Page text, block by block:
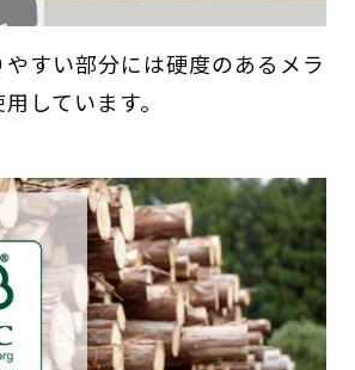
すい部分には硬度のあるメラ
しています。